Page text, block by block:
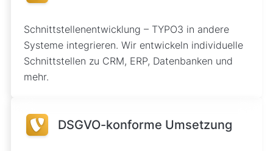
Schnittstellenentwicklung – TYPO3 in andere
Systeme integrieren. Wir entwickeln individuelle
Schnittstellen zu CRM, ERP, Datenbanken und
mehr.
DSGVO-konforme Umsetzung